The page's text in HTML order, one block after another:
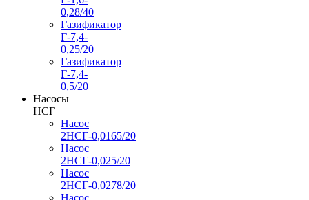
0,28/40
Газификатор
Г-7,4-
0,25/20
Газификатор
Г-7,4-
0,5/20
Насосы
НСГ
Насос
2НСГ-0,0165/20
Насос
2НСГ-0,025/20
Насос
2НСГ-0,0278/20
Насос